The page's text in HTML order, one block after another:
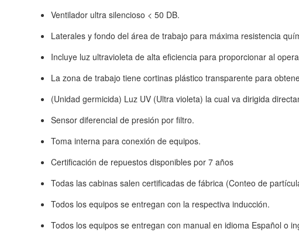
Ventilador ultra silencioso < 50 DB.
Laterales y fondo del área de trabajo para máxima resistencia
Incluye luz ultravioleta de alta eficiencia para proporcionar al
La zona de trabajo tiene cortinas plástico transparente para
(Unidad germicida) Luz UV (Ultra violeta) la cual va dirigida
Sensor diferencial de presión por filtro.
Toma interna para conexión de equipos.
Certificación de repuestos disponibles por 7 años
Todas las cabinas salen certificadas de fábrica (Conteo de
Todos los equipos se entregan con la respectiva inducción.
Todos los equipos se entregan con manual en idioma Español o